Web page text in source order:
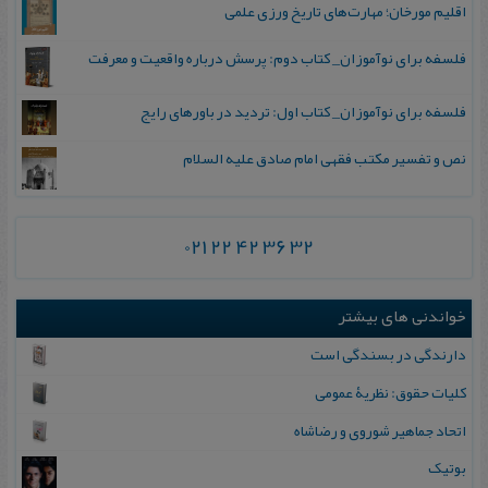
اقلیم مورخان؛ مهارت‌های تاریخ ورزی علمی
فلسفه برای نوآموزان_ کتاب دوم: پرسش درباره واقعیت و معرفت
فلسفه برای نوآموزان_ کتاب اول: تردید در باورهای رایج
نص و تفسیر مکتب فقهی امام صادق علیه السلام
021 22 42 36 32
خواندنی های بیشتر
دارندگی در بسندگی است
کلیات حقوق: نظریۀ عمومی
اتحاد جماهیر شوروی‌ و رضاشاه‌
بوتیک